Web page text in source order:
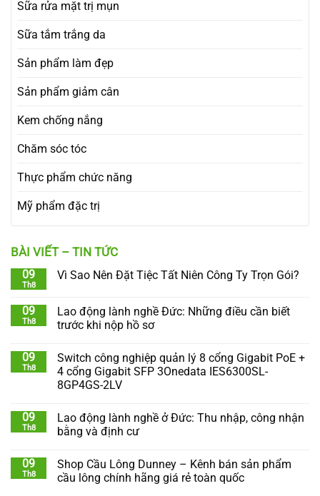
Sữa rửa mặt trị mụn
Sữa tắm trắng da
Sản phẩm làm đẹp
Sản phẩm giảm cân
Kem chống nắng
Chăm sóc tóc
Thực phẩm chức năng
Mỹ phẩm đặc trị
BÀI VIẾT – TIN TỨC
09
Th8
Vì Sao Nên Đặt Tiệc Tất Niên Công Ty Trọn Gói?
09
Th8
Lao động lành nghề Đức: Những điều cần biết
trước khi nộp hồ sơ
09
Th8
Switch công nghiệp quản lý 8 cổng Gigabit PoE +
4 cổng Gigabit SFP 3Onedata IES6300SL-
8GP4GS-2LV
09
Th8
Lao động lành nghề ở Đức: Thu nhập, công nhận
bằng và định cư
09
Th8
Shop Cầu Lông Dunney – Kênh bán sản phẩm
cầu lông chính hãng giá rẻ toàn quốc